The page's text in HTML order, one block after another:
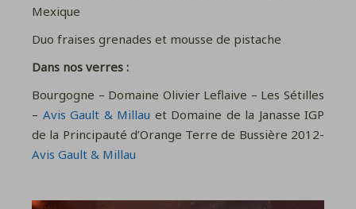
Mexique
Duo fraises grenades et mousse de pistache
Dans nos verres :
Bourgogne – Domaine Olivier Leflaive – Les Sétilles
– Avis Gault & Millau et Domaine de la Janasse IGP
de la Principauté d’Orange Terre de Bussière 2012-
Avis Gault & Millau